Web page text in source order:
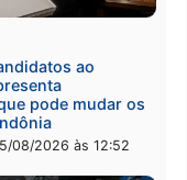
ler...